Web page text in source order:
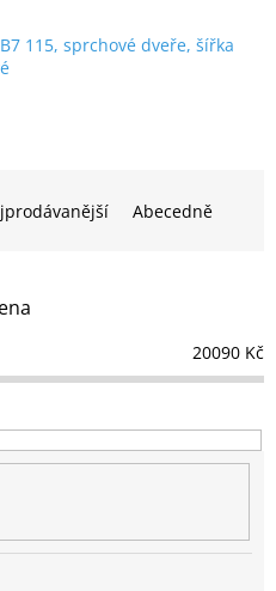
115, sprchové dveře, šířka
Abecedně
20090 Kč